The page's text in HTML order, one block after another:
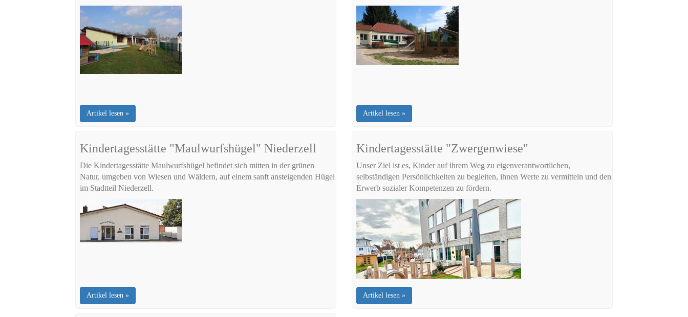
Artikel lesen » Artikel lesen »
Kindertagesstätte "Maulwurfshügel" Niederzell
Die Kindertagesstätte Maulwurfshügel befindet sich mitten in der grünen
Natur, umgeben von Wiesen und Wäldern, auf einem sanft ansteigenden Hügel
im Stadtteil Niederzell.
Artikel lesen »
Kindertagesstätte "Zwergenwiese"
Unser Ziel ist es, Kinder auf ihrem Weg zu eigenverantwortlichen,
selbständigen Persönlichkeiten zu begleiten, ihnen Werte zu vermitteln und den
Erwerb sozialer Kompetenzen zu fördern.
Artikel lesen »